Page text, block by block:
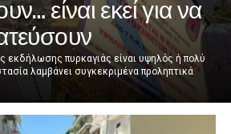
είναι εκεί για να
εκδήλωσης πυρκαγιάς είναι υψηλός ή πολύ
λαμβάνει συγκεκριμένα προληπτικά